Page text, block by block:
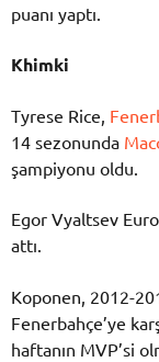
puanı yaptı.
Khimki
Tyrese Rice,
14 sezonunda
şampiyonu oldu.
Egor Vyaltsev
attı.
Koponen, 2012-
Fenerbahçe’ye
haftanın MVP’si